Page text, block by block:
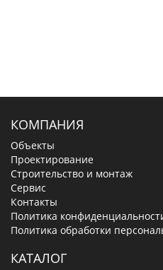
КОМПАНИЯ
Объекты
Проектирование
Строительство и монтаж
Сервис
Контакты
Политика
Политика обработки
КАТАЛОГ